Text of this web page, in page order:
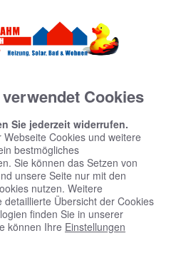
& Musterbäder»
Cookies
Sie jederzeit widerrufen.
Cookies und weitere
bestmögliches
Sie können das Setzen von
unsere Seite nur mit den
nutzen. Weitere
detaillierte Übersicht der Cookies
finden Sie in unserer
können Ihre Einstellungen